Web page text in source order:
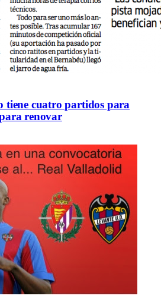
tiene cuatro partidos para
renovar